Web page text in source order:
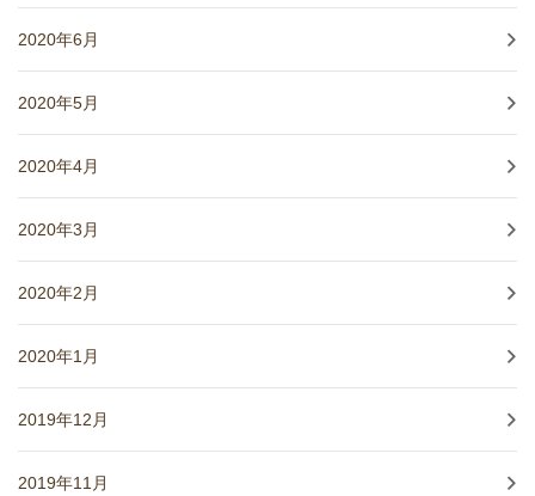
2020年6月
2020年5月
2020年4月
2020年3月
2020年2月
2020年1月
2019年12月
2019年11月